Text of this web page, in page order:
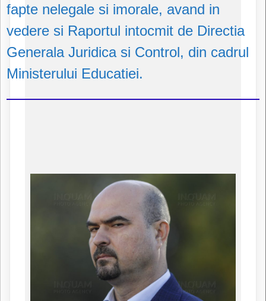
fapte nelegale si imorale, avand in
vedere si Raportul intocmit de Directia
Generala Juridica si Control, din cadrul
Ministerului Educatiei.